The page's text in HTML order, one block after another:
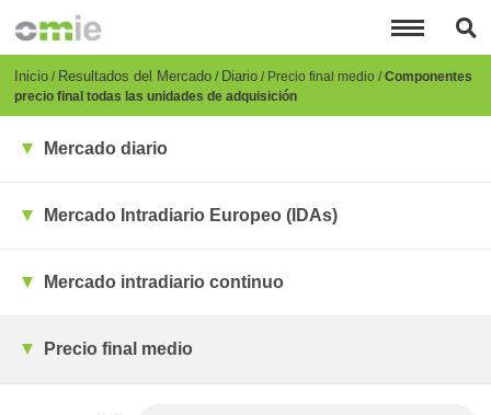
principal
Breadcrumb
Inicio Resultados del Mercado Diario Precio final medio Componentes
precio final todas las unidades de adquisición
Mercado diario
Mercado Intradiario Europeo (IDAs)
Mercado intradiario continuo
Precio final medio